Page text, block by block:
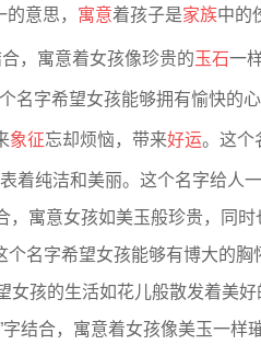
意思， 寓意着孩子是家族中的
，寓意着女孩像珍贵的玉石一
名字希望女孩能够拥有愉快的
象征忘却烦恼，带来好运。这个
着纯洁和美丽。这个名字给人
，寓意女孩如美玉般珍贵，同时
名字希望女孩能够有博大的胸
孩的生活如花儿般散发着美
结合，寓意着女孩像美玉一样